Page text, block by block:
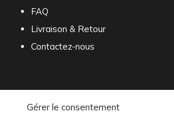
Gérer le consentement
FAQ
Livraison & Retour
Contactez-nous